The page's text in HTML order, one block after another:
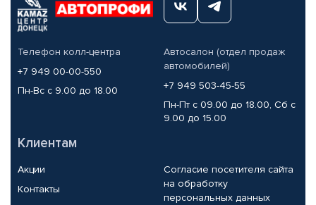
Телефон колл-центра
+7 949 00-00-550
Пн-Вс с 9.00 до 18.00
Автосалон (отдел продаж
автомобилей)
+7 949 503-45-55
Пн-Пт с 09.00 до 18.00, Сб с
9.00 до 15.00
Клиентам
Акции
Контакты
Согласие посетителя сайта
на обработку
персональных данных